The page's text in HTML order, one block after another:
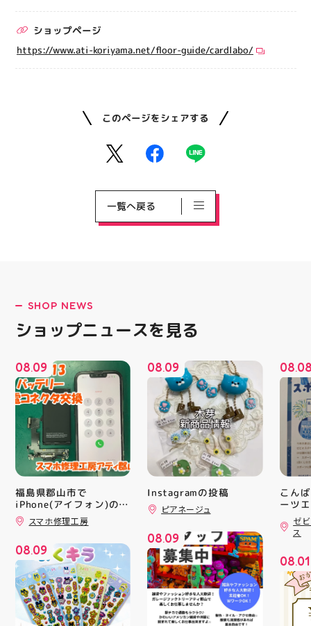
ショップページ
https://www.ati-koriyama.net/floor-guide/cardlabo/
このページをシェアする
一覧へ戻る
SHOP NEWS
ショップニュースを見る
08.09
福島県郡山市で
iPhone(アイフォン)の充
電口修理はスマホ修理工
房アティ郡山店なら即日
スマホ修理工房
08.09
08.09
Instagramの投稿
ピアネージュ
08.09
08.
こん
ーツ
ィ郡
「ゼ
つり
16(日
ィ館
を行
入り
ゼ
ス
08.01